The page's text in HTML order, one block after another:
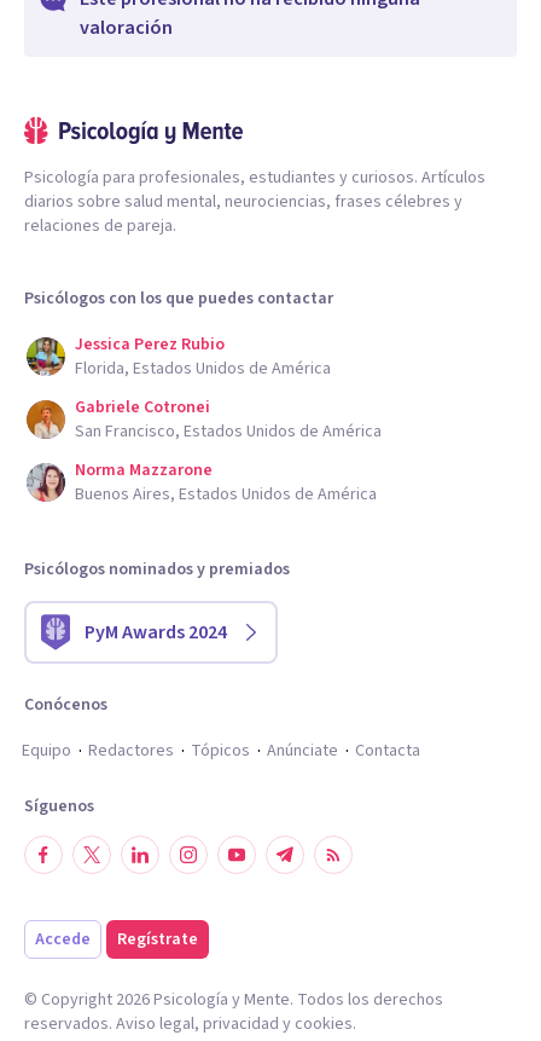
valoración
Psicología para profesionales, estudiantes y curiosos. Artículos
diarios sobre salud mental, neurociencias, frases célebres y
relaciones de pareja.
Psicólogos con los que puedes contactar
Jessica Perez Rubio
Florida, Estados Unidos de América
Gabriele Cotronei
San Francisco, Estados Unidos de América
Norma Mazzarone
Buenos Aires, Estados Unidos de América
Psicólogos nominados y premiados
PyM Awards 2024
Conócenos
Equipo
Redactores Tópicos Anúnciate Contacta
Síguenos
Accede Regístrate
© Copyright 2026Psicología y Mente. Todos los derechos
reservados. Aviso legal, privacidad y cookies.